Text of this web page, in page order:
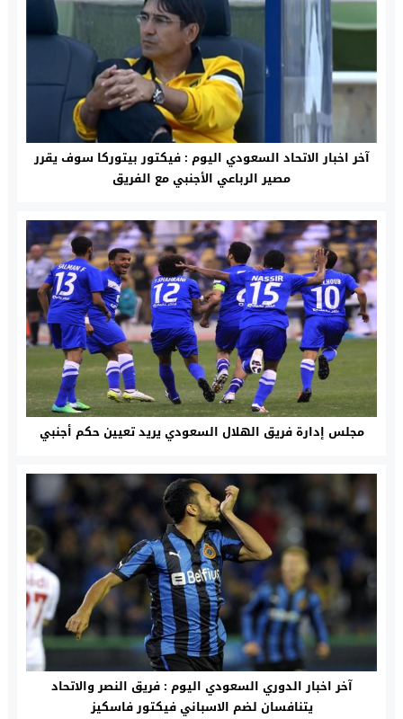
آخر اخبار الاتحاد السعودي اليوم : فيكتور بيتوركا سوف يقرر
مصير الرباعي الأجنبي مع الفريق
مجلس إدارة فريق الهلال السعودي يريد تعيين حكم أجنبي
آخر اخبار الدوري السعودي اليوم : فريق النصر والاتحاد
يتنافسان لضم الاسباني فيكتور فاسكيز